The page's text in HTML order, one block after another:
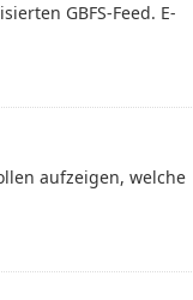
GBFS-Feed. E-
aufzeigen, welche